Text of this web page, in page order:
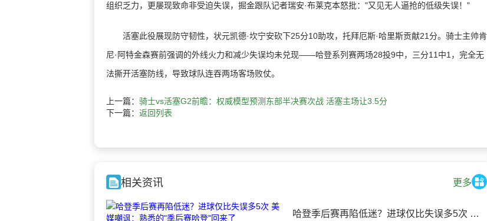
组织乏力，更屡现致命非受迫失误，掘金跟队记者瑞安·布莱克本怒批："又见无人逼抢的低级失误！"
活塞此役展现防守韧性，状元凯德·坎宁安砍下25分10助攻，托拜厄斯·哈里斯贡献21分。骑士主帅肯
尼·阿特金森赛前强调的外线火力和减少失误均未兑现——哈登系列赛两场28投9中，三分11中1，完全无
法撕开活塞防线，导致球队连吞两场客场败仗。
上一篇： 骑士vs活塞G2前瞻：权威模型预测东部半决赛次战 活塞主场让3.5分
下一篇： 返回列表
相关资讯 更多
哈登季后赛再陷低迷？进球仅比失误多5次 美媒嘲讽：熟悉的"季后赛哈登"回来了